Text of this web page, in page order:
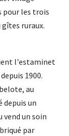
pour les trois
gîtes ruraux.
l'estaminet
1900.
au
depuis un
vend un soin
par